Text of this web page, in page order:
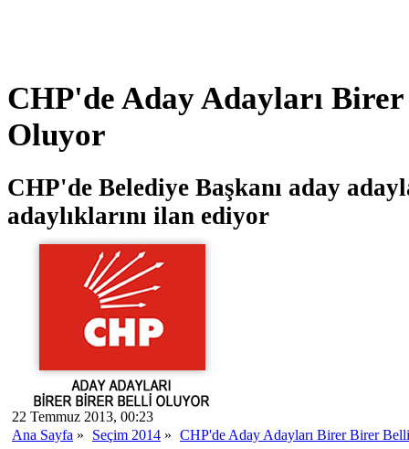
CHP'de Aday Adayları
Oluyor
CHP'de Belediye Başkanı aday
adaylıklarını ilan ediyor
22 Temmuz 2013, 00:23
Ana Sayfa » Seçim 2014 » CHP'de Aday Adayları Birer Birer